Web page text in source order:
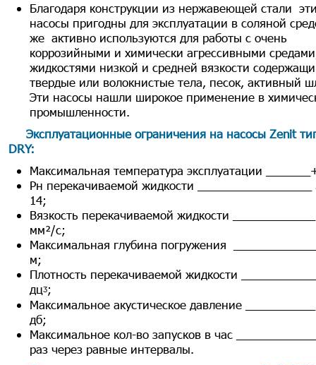
Благодаря конструкции из нержавеющей стали
насосы пригодны для эксплуатации в соляной
же активно используются для работы с очень
коррозийными и химически агрессивными
жидкостями низкой и средней вязкости
твердые или волокнистые тела, песок, активный
Эти насосы нашли широкое применение в
промышленности.
Эксплуатационные ограничения на насосы Zenit
DRY:
Максимальная температура эксплуатации
Рн перекачиваемой жидкости
14;
Вязкость перекачиваемой жидкости
мм²/с;
Максимальная глубина погружения
м;
Плотность перекачиваемой жидкости
дцᶾ;
Максимальное акустическое давление
дб;
Максимальное кол-во запусков в час
раз через равные интервалы.